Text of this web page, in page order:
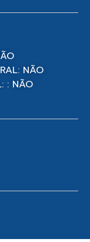
NÃO
: NÃO